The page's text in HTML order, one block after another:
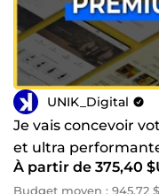
UNIK_Digital
Je vais concevoir
et ultra
À partir de 375,40
Budget moyen : 945,72